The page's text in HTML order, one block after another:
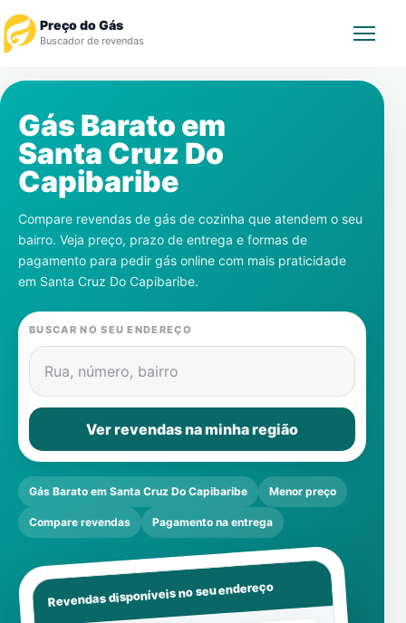
Preço do Gás
Buscador de revendas
Revendedor
Notícias
Cadastre-se
Gás
Contatos
Gás Barato em
Santa Cruz Do
Capibaribe
Compare revendas de gás de cozinha que atendem o seu
bairro. Veja preço, prazo de entrega e formas de
pagamento para pedir gás online com mais praticidade
em Santa Cruz Do Capibaribe.
BUSCAR NO SEU ENDEREÇO
Rua, número, bairro
Ver revendas na minha região
Gás Barato em Santa Cruz Do Capibaribe Menor preço
Compare revendas Pagamento na entrega
Revendas disponíveis no seu endereço